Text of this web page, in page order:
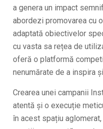
a genera un impact
abordezi promovarea cu
adaptată obiectivelor
cu vasta sa rețea de
oferă o platformă
nenumărate de a inspira
Crearea unei campanii
atentă și o execuție
în acest spațiu